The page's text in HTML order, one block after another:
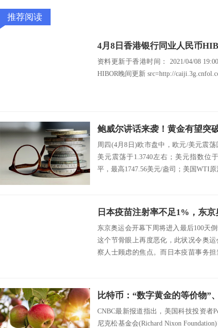
推荐阅读
4月8日香港银行同业人民币
资料更新于香港时间： 2021/04/08
HIBOR晚间更新 src=http://
周四(4月8日)欧市盘中，欧元/美元震
美元震荡于1.3740左右；美元指数位
平，最高1747.56美元/盎司；美国WTI
日本疫苗注射率不足1%，东
东京奥运会开幕下周将进入最后100天
这个节骨眼上再度恶化，此状况令奥
察人士顾虑的焦点。而日本疫苗事务
比特币：“数字黄金的等价物”
CNBC最新报道指出，美国科技投资者
尼克松基金会(Richard Nixon